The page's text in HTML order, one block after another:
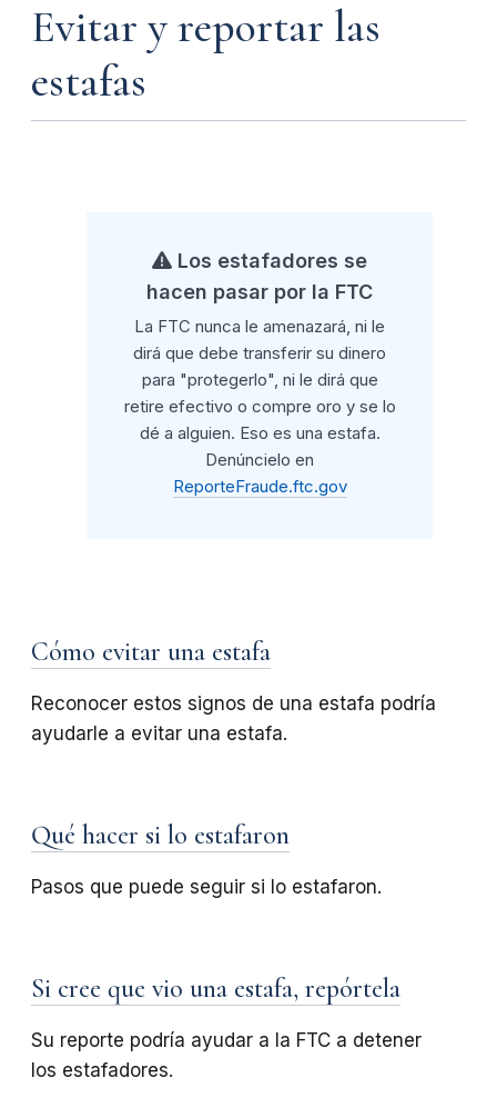
Evitar y reportar las
estafas
Los estafadores se
hacen pasar por la FTC
La FTC nunca le amenazará, ni le
dirá que debe transferir su dinero
para "protegerlo", ni le dirá que
retire efectivo o compre oro y se lo
dé a alguien. Eso es una estafa.
Denúncielo en
ReporteFraude.ftc.gov
Cómo evitar una estafa
Reconocer estos signos de una estafa podría
ayudarle a evitar una estafa.
Qué hacer si lo estafaron
Pasos que puede seguir si lo estafaron.
Si cree que vio una estafa, repórtela
Su reporte podría ayudar a la FTC a detener
los estafadores.